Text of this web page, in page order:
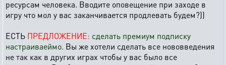
ресурсам человека. Вводите оповещение при заходе в
игру что мол у вас заканчивается продлевать будем?))
ЕСТЬ ПРЕДЛОЖЕНИЕ: сделать премиум подписку
настраиваеймо. Вы же хотели сделать все нововведения
не так как в других играх чтобы у вас было все